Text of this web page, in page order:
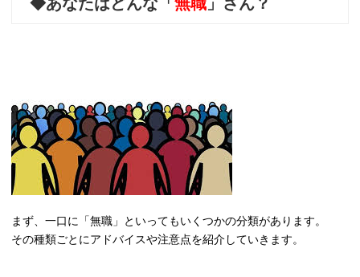
まず、一口に「無職」といってもいくつかの分類があります。
その種類ごとにアドバイスや注意点を紹介していきます。